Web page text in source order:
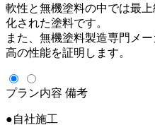
軟性と無機塗料の中では最
化された塗料です。
また、無機塗料製造専門メ
高の性能を証明します。
プラン内容 備考
●自社施工